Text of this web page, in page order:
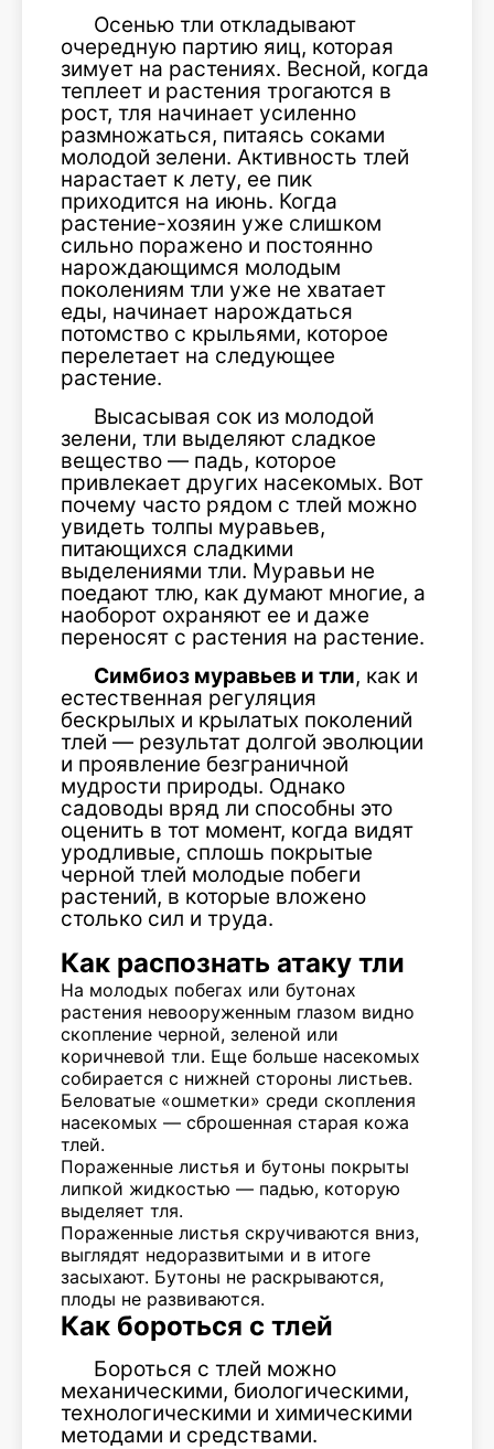
Осенью тли откладывают
очередную партию яиц, которая
зимует на растениях. Весной, когда
теплеет и растения трогаются в
рост, тля начинает усиленно
размножаться, питаясь соками
молодой зелени. Активность тлей
нарастает к лету, ее пик
приходится на июнь. Когда
растение-хозяин уже слишком
сильно поражено и постоянно
нарождающимся молодым
поколениям тли уже не хватает
еды, начинает нарождаться
потомство с крыльями, которое
перелетает на следующее
растение.
Высасывая сок из молодой
зелени, тли выделяют сладкое
вещество — падь, которое
привлекает других насекомых. Вот
почему часто рядом с тлей можно
увидеть толпы муравьев,
питающихся сладкими
выделениями тли. Муравьи не
поедают тлю, как думают многие, а
наоборот охраняют ее и даже
переносят с растения на растение.
Симбиоз муравьев и тли, как и
естественная регуляция
бескрылых и крылатых поколений
тлей — результат долгой эволюции
и проявление безграничной
мудрости природы. Однако
садоводы вряд ли способны это
оценить в тот момент, когда видят
уродливые, сплошь покрытые
черной тлей молодые побеги
растений, в которые вложено
столько сил и труда.
Как распознать атаку тли
На молодых побегах или бутонах
растения невооруженным глазом видно
скопление черной, зеленой или
коричневой тли. Еще больше насекомых
собирается с нижней стороны листьев.
Беловатые «ошметки» среди скопления
насекомых — сброшенная старая кожа
тлей.
Пораженные листья и бутоны покрыты
липкой жидкостью — падью, которую
выделяет тля.
Пораженные листья скручиваются вниз,
выглядят недоразвитыми и в итоге
засыхают. Бутоны не раскрываются,
плоды не развиваются.
Как бороться с тлей
Бороться с тлей можно
механическими, биологическими,
технологическими и химическими
методами и средствами.